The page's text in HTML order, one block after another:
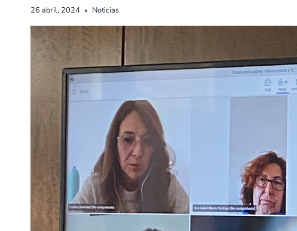
26 abril, 2024 Noticias